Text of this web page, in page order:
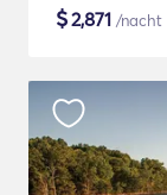
$2,871 /nacht